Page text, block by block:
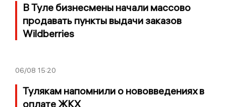
В Туле бизнесмены начали массово
продавать пункты выдачи заказов
Wildberries
06/08 15:20
Тулякам напомнили о нововведениях в
оплате ЖКХ